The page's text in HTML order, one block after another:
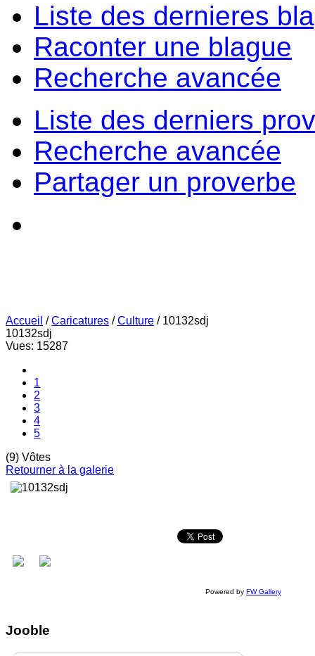
Liste des dernieres
Raconter une blague
Recherche avancée
Liste des derniers
Recherche avancée
Partager un proverbe
Accueil /Caricatures /Culture / 10132sdj
10132sdj
Vues: 15287
1
2
3
4
5
(9) Vôtes
Retourner à la galerie
Powered by FW Gallery
Jooble